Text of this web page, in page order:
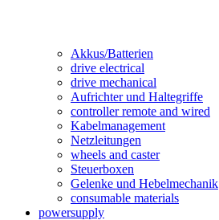
Akkus/Batterien
drive electrical
drive mechanical
Aufrichter und Haltegriffe
controller remote and wired
Kabelmanagement
Netzleitungen
wheels and caster
Steuerboxen
Gelenke und Hebelmechanik
consumable materials
powersupply